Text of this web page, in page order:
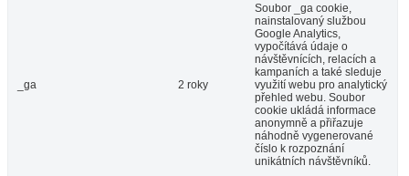
_ga 2 roky
Soubor _ga cookie,
nainstalovaný službou
Google Analytics,
vypočítává údaje o
návštěvnících, relacích a
kampaních a také sleduje
využití webu pro analytický
přehled webu. Soubor
cookie ukládá informace
anonymně a přiřazuje
náhodně vygenerované
číslo k rozpoznání
unikátních návštěvníků.